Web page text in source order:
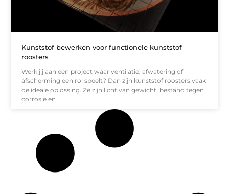
Kunststof bewerken voor functionele kunststof
roosters
Werk jij aan een project waar ventilatie, afwatering of
afscherming een rol speelt? Dan zijn kunststof roosters vaak
de ideale oplossing. Ze zijn licht van gewicht, bestand tegen
corrosie en